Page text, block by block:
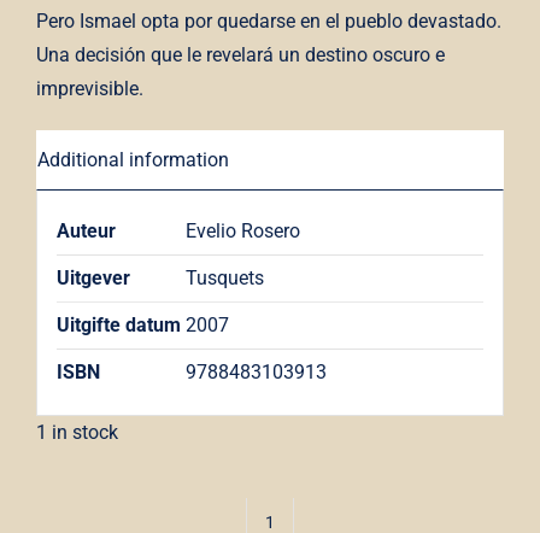
Pero Ismael opta por quedarse en el pueblo devastado.
Una decisión que le revelará un destino oscuro e
imprevisible.
Additional information
Auteur Evelio Rosero
Uitgever Tusquets
Uitgifte datum 2007
ISBN 9788483103913
1 in stock